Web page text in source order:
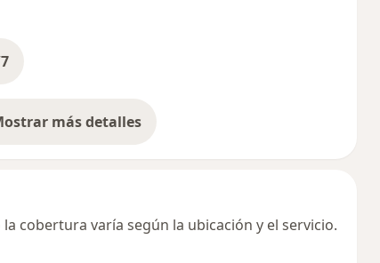
más detalles
sobre la dirección
cobertura varía según la ubicación y el servicio.